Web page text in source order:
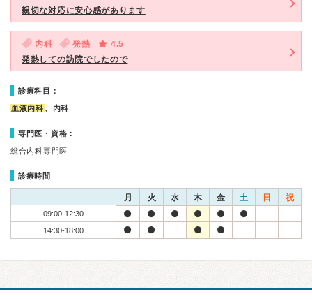
親切な対応に安心感があります
内科 発熱
4.5
発熱しての訪院でしたので
診療科目：
血液内科 、内科
専門医・資格：
総合内科専門医
診療時間
月 火 水 木 金 土 日 祝
09:00-12:30
14:30-18:00